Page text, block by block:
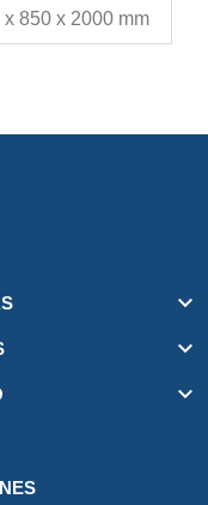
x 850 x 2000 mm


